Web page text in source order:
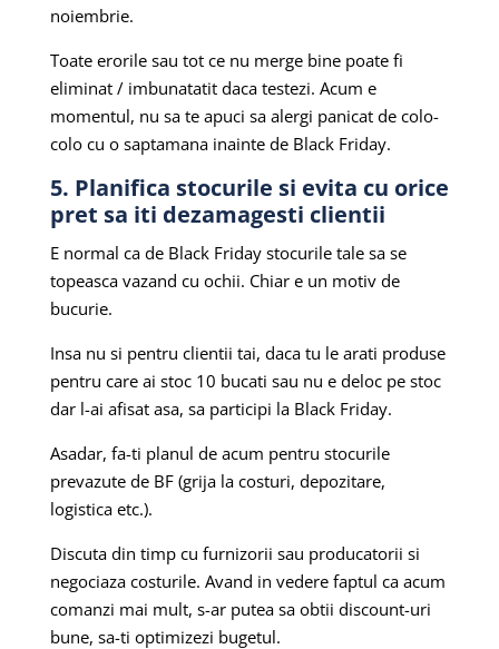
noiembrie.
Toate erorile sau tot ce nu merge bine poate fi
eliminat / imbunatatit daca testezi. Acum e
momentul, nu sa te apuci sa alergi panicat de colo-
colo cu o saptamana inainte de Black Friday.
5. Planifica stocurile si evita cu orice
pret sa iti dezamagesti clientii
E normal ca de Black Friday stocurile tale sa se
topeasca vazand cu ochii. Chiar e un motiv de
bucurie.
Insa nu si pentru clientii tai, daca tu le arati produse
pentru care ai stoc 10 bucati sau nu e deloc pe stoc
dar l-ai afisat asa, sa participi la Black Friday.
Asadar, fa-ti planul de acum pentru stocurile
prevazute de BF (grija la costuri, depozitare,
logistica etc.).
Discuta din timp cu furnizorii sau producatorii si
negociaza costurile. Avand in vedere faptul ca acum
comanzi mai mult, s-ar putea sa obtii discount-uri
bune, sa-ti optimizezi bugetul.